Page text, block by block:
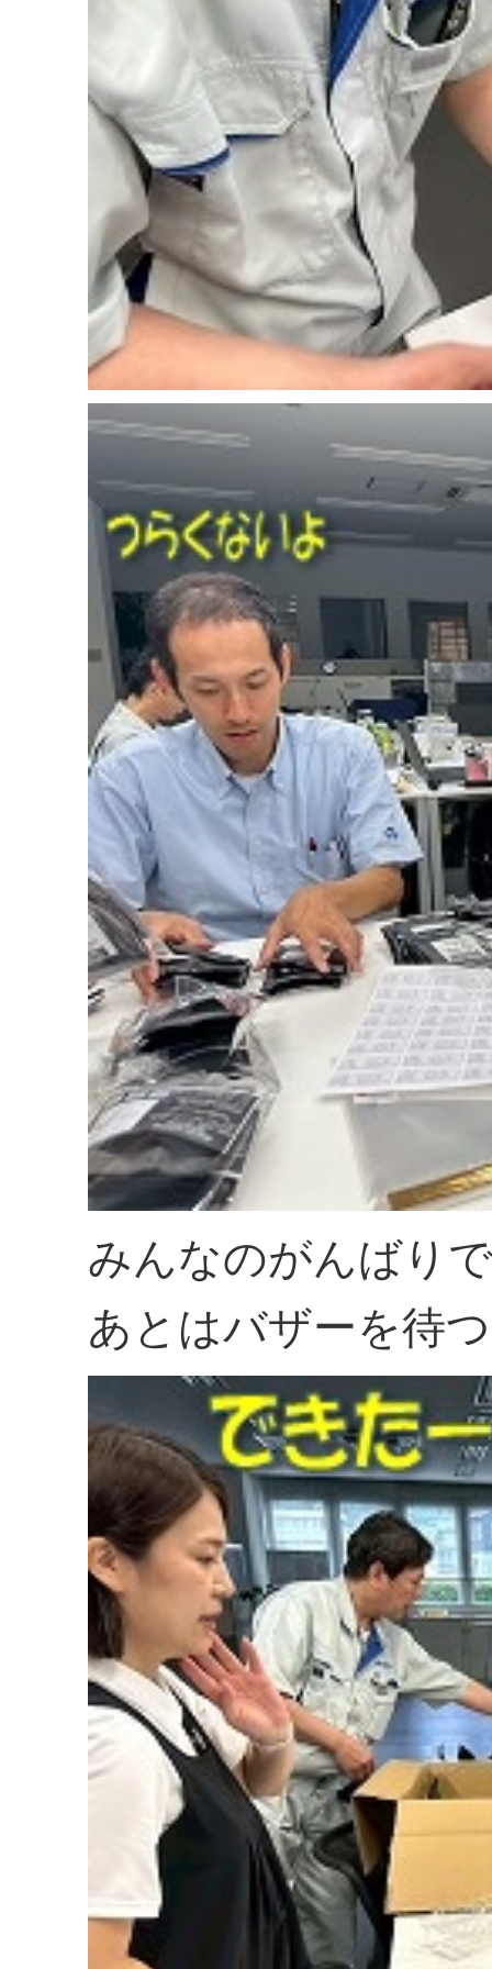
みんなのがんばり
あとはバザーを待